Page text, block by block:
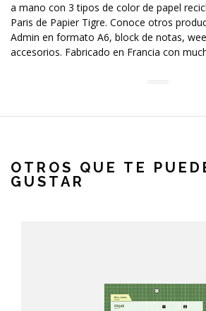
a mano con 3 tipos de color de papel
Paris de Papier Tigre. Conoce otros
Admin en formato A6, block de notas,
accesorios. Fabricado en Francia con
OTROS QUE TE
GUSTAR